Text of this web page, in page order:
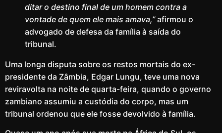
ditar o destino final de um homem contra a
vontade de quem ele mais amava,”afirmou o
advogado de defesa da família à saída do
tribunal.
Uma longa disputa sobre os restos mortais do ex-
presidente da Zâmbia, Edgar Lungu, teve uma nova
reviravolta na noite de quarta-feira, quando o governo
zambiano assumiu a custódia do corpo, mas um
tribunal ordenou que ele fosse devolvido à família.